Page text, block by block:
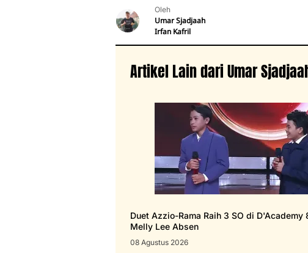
Oleh
Umar Sjadjaah
Irfan Kafril
Artikel Lain dari Umar
Duet Azzio-Rama Raih 3 SO di D'Academy
Melly Lee Absen
08 Agustus 2026